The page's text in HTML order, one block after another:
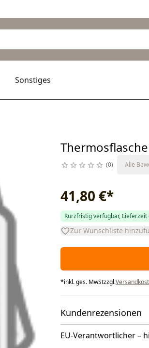
Sonstiges
0 Alle
41,80 €*
Kurzfristig verfügbar, Lieferzeit
Zur Wunschliste
*inkl. ges. MwStzzgl.
Kundenrezensionen
EU-Verantwortlicher –